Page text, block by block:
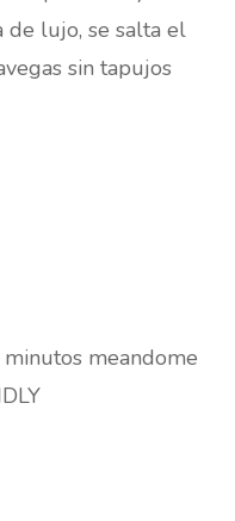
lujo, se salta el
sin tapujos
meandome